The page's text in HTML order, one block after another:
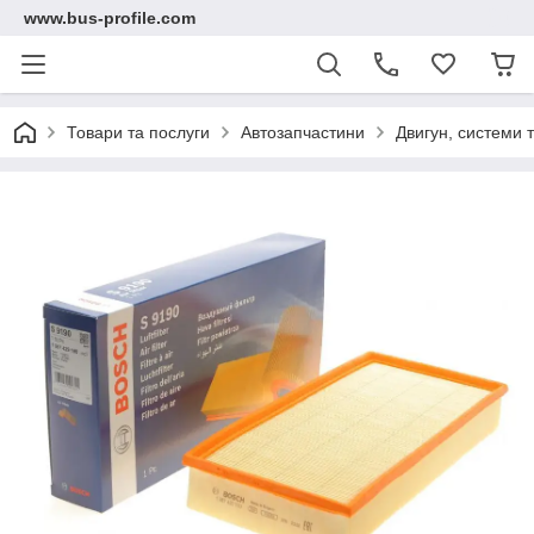
www.bus-profile.com
Товари та послуги Автозапчастини Двигун, системи